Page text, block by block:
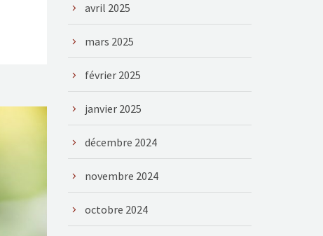
avril 2025
mars 2025
février 2025
janvier 2025
décembre 2024
novembre 2024
octobre 2024